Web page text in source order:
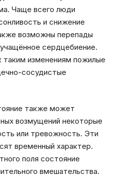
Чаще всего люди
и снижение
возможны перепады
сердцебиение.
таким изменениям пожилые
сосудистые
также может
возмущений некоторые
или тревожность. Эти
временный характер.
поля состояние
вмешательства.